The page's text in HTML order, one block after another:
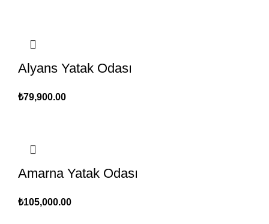
Alyans Yatak Odası
₺79,900.00
Amarna Yatak Odası
₺105,000.00